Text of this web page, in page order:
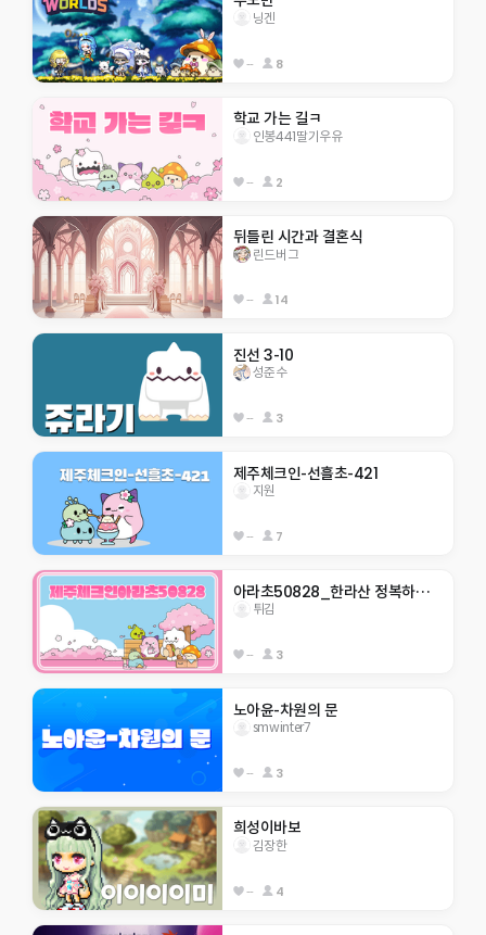
닝겐
-- 8
학교 가는 길ㅋ
인봉441딸기우유
-- 2
뒤틀린 시간과 결혼식
린드버그
-- 14
진선 3-10
성준수
-- 3
제주체크인-선흘초-421
지원
-- 7
아라초50828_한라산 정복하자
튀김
-- 3
노아윤-차원의 문
smwinter7
-- 3
희성이바보
김장한
-- 4